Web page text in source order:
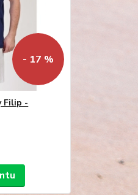
- 17 %
Filip -